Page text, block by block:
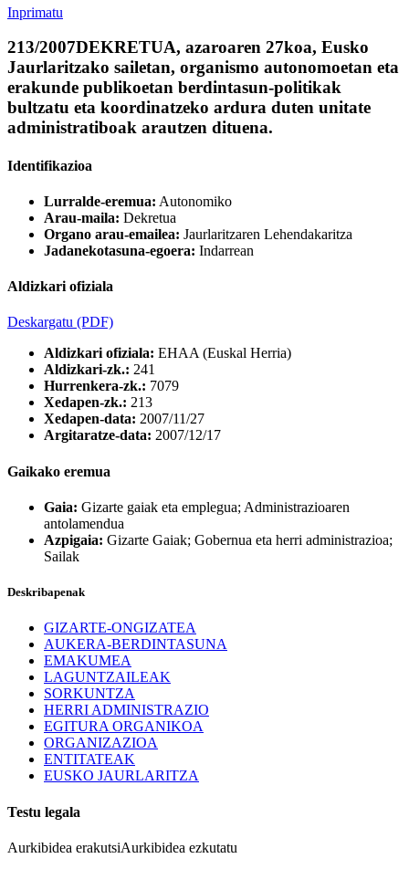
Inprimatu
213/2007DEKRETUA, azaroaren 27koa, Eusko
Jaurlaritzako sailetan, organismo autonomoetan eta
erakunde publikoetan berdintasun-politikak
bultzatu eta koordinatzeko ardura duten unitate
administratiboak arautzen dituena.
Identifikazioa
Lurralde-eremua: Autonomiko
Arau-maila: Dekretua
Organo arau-emailea: Jaurlaritzaren Lehendakaritza
Jadanekotasuna-egoera: Indarrean
Aldizkari ofiziala
Deskargatu (PDF)
Aldizkari ofiziala: EHAA (Euskal Herria)
Aldizkari-zk.: 241
Hurrenkera-zk.: 7079
Xedapen-zk.: 213
Xedapen-data: 2007/11/27
Argitaratze-data: 2007/12/17
Gaikako eremua
Gaia: Gizarte gaiak eta emplegua; Administrazioaren
antolamendua
Azpigaia: Gizarte Gaiak; Gobernua eta herri administrazioa;
Sailak
Deskribapenak
GIZARTE-ONGIZATEA
AUKERA-BERDINTASUNA
EMAKUMEA
LAGUNTZAILEAK
SORKUNTZA
HERRI ADMINISTRAZIO
EGITURA ORGANIKOA
ORGANIZAZIOA
ENTITATEAK
EUSKO JAURLARITZA
Testu legala
Aurkibidea erakutsiAurkibidea ezkutatu